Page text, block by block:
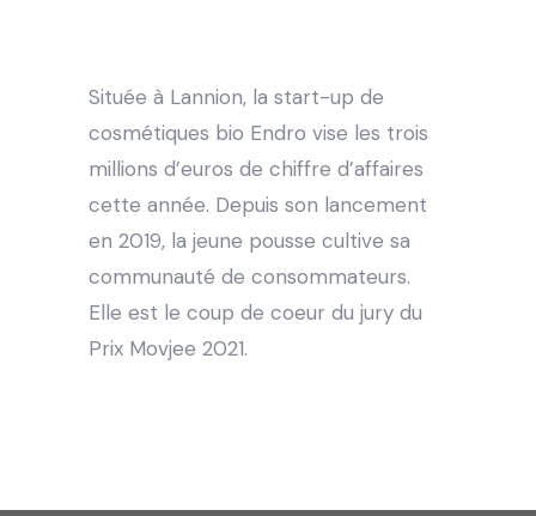
Située à Lannion, la start-up de
cosmétiques bio Endro vise les trois
millions d’euros de chiffre d’affaires
cette année. Depuis son lancement
en 2019, la jeune pousse cultive sa
communauté de consommateurs.
Elle est le coup de coeur du jury du
Prix Movjee 2021.